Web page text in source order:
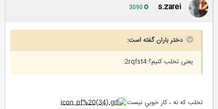
s.zarei
دختر باران گفته است:
یعنی تخلب کنیم؟:2rqfst4:
تخلب كه نه ، كار خوبي نيست